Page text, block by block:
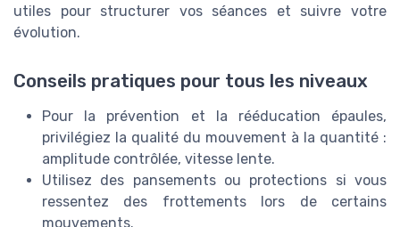
utiles pour structurer vos séances et suivre votre
évolution.
Conseils pratiques pour tous les niveaux
Pour la prévention et la rééducation épaules,
privilégiez la qualité du mouvement à la quantité :
amplitude contrôlée, vitesse lente.
Utilisez des pansements ou protections si vous
ressentez des frottements lors de certains
mouvements.